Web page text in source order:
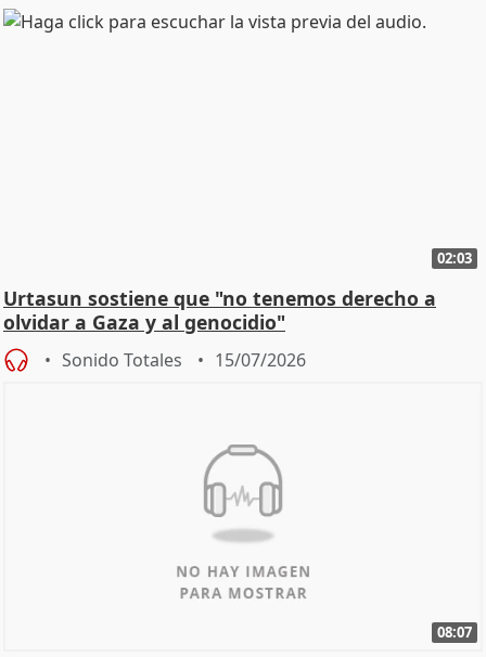
02:03
Urtasun sostiene que "no tenemos derecho a
olvidar a Gaza y al genocidio"
Sonido Totales 15/07/2026
08:07